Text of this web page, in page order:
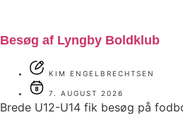
Besøg af Lyngby Boldklub
KIM ENGELBRECHTSEN
7. AUGUST 2026
Brede U12-U14 fik besøg på